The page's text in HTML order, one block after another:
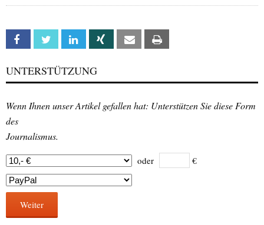
Facebook Twitter Linkedin Xing Email
UNTERSTÜTZUNG
Wenn Ihnen unser Artikel gefallen hat: Unterstützen Sie diese Form
des
Journalismus.
oder €
Weiter